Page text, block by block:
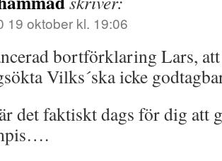
19 oktober kl. 19:06
bortförklaring Lars,
Vilks´ska icke
det faktiskt dags för dig att